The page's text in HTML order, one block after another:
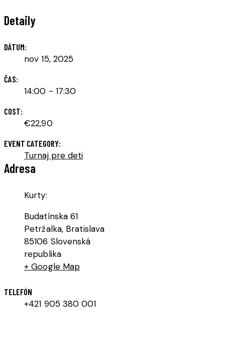
Detaily
DÁTUM:
nov 15, 2025
ČAS:
14:00 - 17:30
COST:
€22,90
EVENT CATEGORY:
Turnaj pre deti
Adresa
Kurty:
Budatínska 61
Petržalka, Bratislava
85106 Slovenská
republika
+ Google Map
TELEFÓN
+421 905 380 001